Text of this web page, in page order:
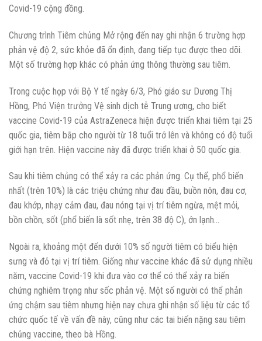
Covid-19 cộng đồng.
Chương trình Tiêm chủng Mở rộng đến nay ghi nhận 6 trường hợp
phản vệ độ 2, sức khỏe đã ổn định, đang tiếp tục được theo dõi.
Một số trường hợp khác có phản ứng thông thường sau tiêm.
Trong cuộc họp với Bộ Y tế ngày 6/3, Phó giáo sư Dương Thị
Hồng, Phó Viện trưởng Vệ sinh dịch tễ Trung ương, cho biết
vaccine Covid-19 của AstraZeneca hiện được triển khai tiêm tại 25
quốc gia, tiêm bắp cho người từ 18 tuổi trở lên và không có độ tuổi
giới hạn trên. Hiện vaccine này đã được triển khai ở 50 quốc gia.
Sau khi tiêm chủng có thể xảy ra các phản ứng. Cụ thể, phổ biến
nhất (trên 10%) là các triệu chứng như đau đầu, buồn nôn, đau cơ,
đau khớp, nhạy cảm đau, đau nóng tại vị trí tiêm ngừa, mệt mỏi,
bồn chồn, sốt (phổ biến là sốt nhẹ, trên 38 độ C), ớn lạnh…
Ngoài ra, khoảng một đến dưới 10% số người tiêm có biểu hiện
sưng và đỏ tại vị trí tiêm. Giống như vaccine khác đã sử dụng nhiều
năm, vaccine Covid-19 khi đưa vào cơ thể có thể xảy ra biến
chứng nghiêm trọng như sốc phản vệ. Một số người có thể phản
ứng chậm sau tiêm nhưng hiện nay chưa ghi nhận số liệu từ các tổ
chức quốc tế về vấn đề này, cũng như các tai biến nặng sau tiêm
chủng vaccine, theo bà Hồng.